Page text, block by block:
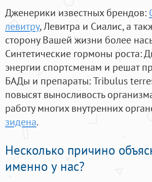
Дженерики известных брендов:
левитру, Левитра и Сиалис, а
сторону Вашей жизни более
Синтетические гормоны роста:
энергии спортсменам и решат
БАДы и препараты:Tribulus
повысят выносливость
работу многих внутренних
зидена.
Несколько причино
именно у нас?